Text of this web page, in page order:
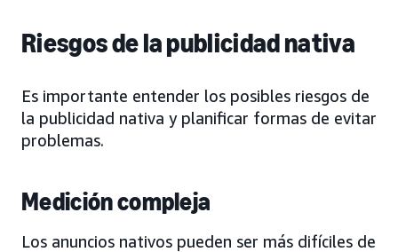
Riesgos de la publicidad nativa
Es importante entender los posibles riesgos de
la publicidad nativa y planificar formas de evitar
problemas.
Medición compleja
Los anuncios nativos pueden ser más difíciles de